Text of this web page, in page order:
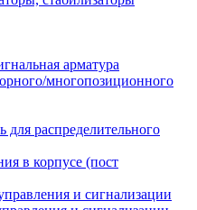
арматура
многопозиционного
распределительного
в корпусе (пост
и сигнализации